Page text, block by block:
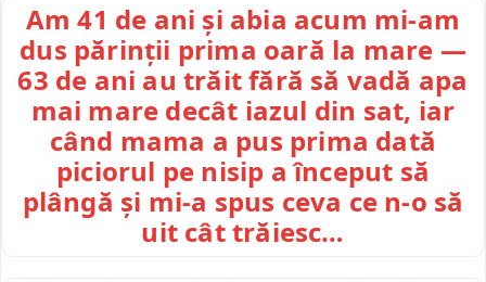
Am 41 de ani și abia acum mi-am
dus părinții prima oară la mare —
63 de ani au trăit fără să vadă apa
mai mare decât iazul din sat, iar
când mama a pus prima dată
piciorul pe nisip a început să
plângă și mi-a spus ceva ce n-o să
uit cât trăiesc…